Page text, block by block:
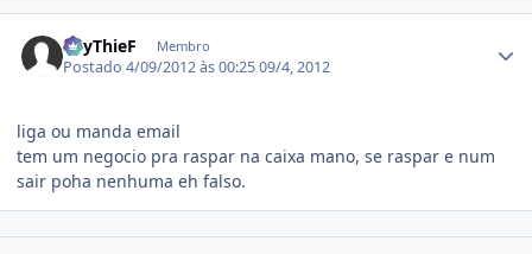
SpyThieF Membro
Postado4/09/2012 às 00:2509/4, 2012
liga ou manda email
tem um negocio pra raspar na caixa mano, se raspar e num
sair poha nenhuma eh falso.